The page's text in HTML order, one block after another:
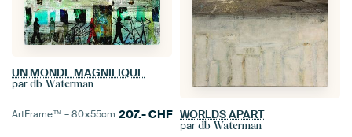
UN MONDE MAGNIFIQUE
par db Waterman
ArtFrame™ –80×55cm 207.-CHF WORLDS APART
par db Waterman